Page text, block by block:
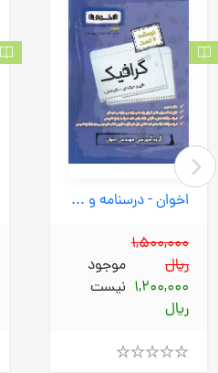
اخوان - درسنامه و تست سیر تا پیاز کنکور گرافیک فنی و حرفه ای کاردانش 99
1,500,000
ریال
1,200,000
ریال
موجود
نیست